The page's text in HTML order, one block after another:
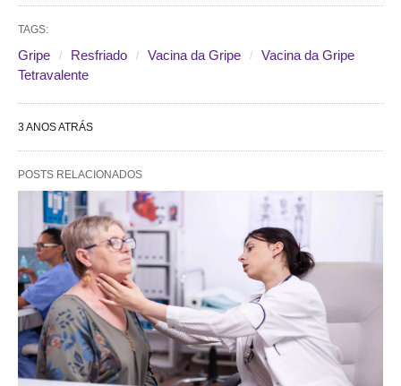
TAGS:
Gripe Resfriado Vacina da Gripe
Vacina da Gripe
Tetravalente
3 ANOS ATRÁS
POSTS RELACIONADOS